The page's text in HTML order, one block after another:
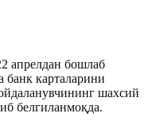
апрелдан бошлаб
банк карталарини
шахсий
белгиланмоқда.